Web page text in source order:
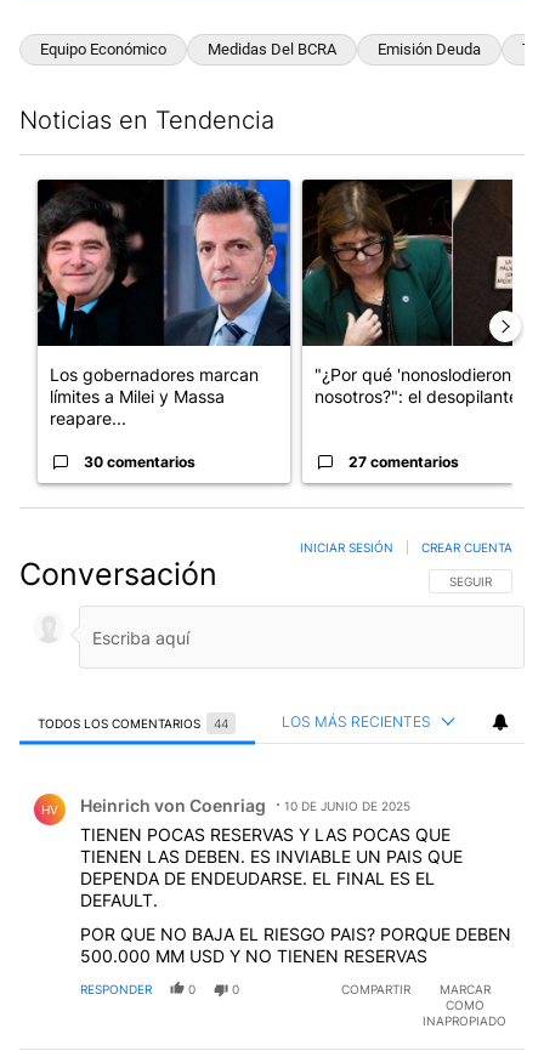
Equipo Económico Medidas Del BCRA Emisión Deuda
Noticias en Tendencia
Un artículo de tendencia con el título "Los gobernadores
Los gobernadores marcan
límites a Milei y Massa
reapare...
30 comentarios
Un artículo de tendencia con
"¿Por qué 'nonoslodieron' a
nosotros?": el desopilante ...
27 comentarios
Conversación SIGA ESTA
SEGUIR
INICIAR SESIÓN CREAR CUENTA
TODOS LOS COMENTARIOS 44 LOS MÁS RECIENTES
HV Heinrich von Coenriag 10 DE JUNIO DE 2025
TIENEN POCAS RESERVAS Y LAS POCAS QUE
TIENEN LAS DEBEN. ES INVIABLE UN PAIS QUE
DEPENDA DE ENDEUDARSE. EL FINAL ES EL
DEFAULT.
POR QUE NO BAJA EL RIESGO PAIS? PORQUE DEBEN
500.000 MM USD Y NO TIENEN RESERVAS
RESPONDER 0 0 COMPARTIR
MARCAR
COMO
INAPROPIADO